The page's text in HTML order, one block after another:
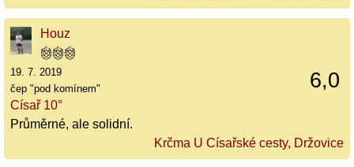
Houz
6,0
19. 7. 2019
čep "pod komínem"
Císař 10°
Průměrné, ale solidní.
Krčma U Císařské cesty, Držovice